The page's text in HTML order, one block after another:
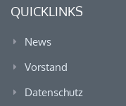
QUICKLINKS
News
Vorstand
Datenschutz